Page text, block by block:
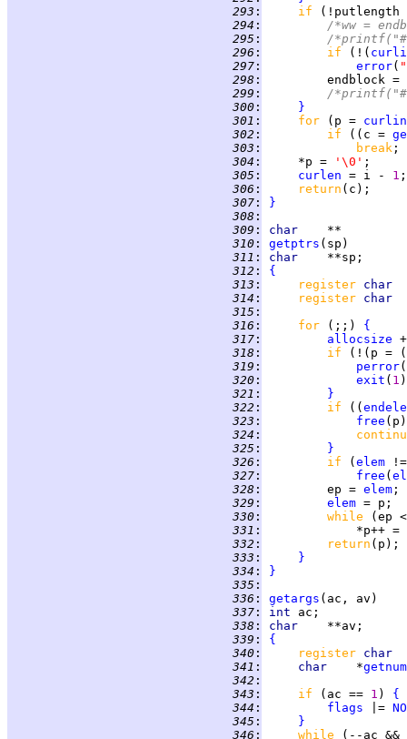
293 : if
(!putlength
294 :
/*ww =
295 :
/
296 : if (!(
297 : error(
298 :
         endblock =
299 :
/
300 :
}
301 : for (p =
302 : if ((c =
303 : break
304 :
     *p =
'\0'
305 : curlen = i - 1
306 : return
307 :
}
308 :
309 : char
310 : getptrs
311 : char
312 :
{
313 : register
314 : register
315 :
316 : for (;;) {
317 : allocsize
318 : if
(!(p = (
319 : perror(
320 : exit ( 1
321 :
}
322 : if ((
323 :
free
324 :
325 :
}
326 : if ( elem
327 : free (
328 :
         ep =
elem
329 : elem
330 :
while
331 :
332 : return
333 :
}
334 :
}
335 :
336 : getargs
337 : int
338 : char
339 :
{
340 : register
341 : char *getnum
342 :
343 : if (ac == 1 ) {
344 : flags |=
345 :
}
346 : while
(--ac &&